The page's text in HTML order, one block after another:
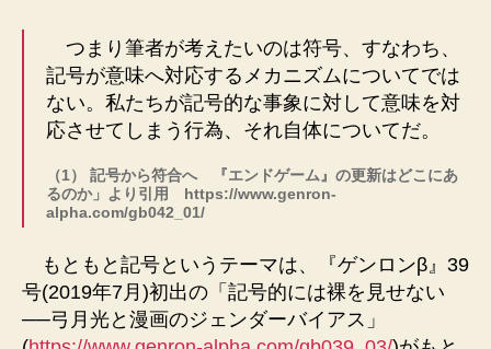
つまり筆者が考えたいのは符号、すなわち、
記号が意味へ対応するメカニズムについてでは
ない。私たちが記号的な事象に対して意味を対
応させてしまう行為、それ自体についてだ。
（1） 記号から符合へ 『エンドゲーム』の更新はどこにあ
るのか」より引用 https://www.genron-
alpha.com/gb042_01/
もともと記号というテーマは、『ゲンロンβ』39
号(2019年7月)初出の「記号的には裸を見せない
──弓月光と漫画のジェンダーバイアス」